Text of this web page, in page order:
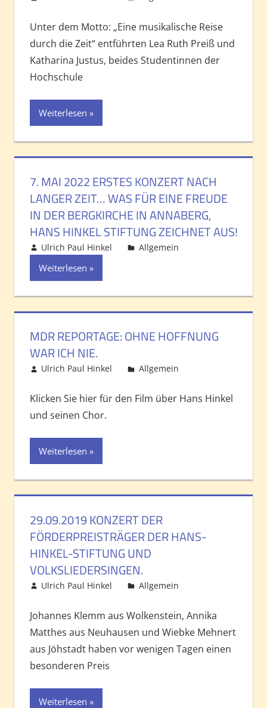
Unter dem Motto: „Eine musikalische Reise
durch die Zeit“ entführten Lea Ruth Preiß und
Katharina Justus, beides Studentinnen der
Hochschule
Weiterlesen
7. MAI 2022 ERSTES KONZERT NACH
LANGER ZEIT… WAS FÜR EINE FREUDE
IN DER BERGKIRCHE IN ANNABERG,
HANS HINKEL STIFTUNG ZEICHNET AUS!
Ulrich Paul Hinkel Allgemein
Weiterlesen
MDR REPORTAGE: OHNE HOFFNUNG
WAR ICH NIE.
Ulrich Paul Hinkel Allgemein
Klicken Sie hier für den Film über Hans Hinkel
und seinen Chor.
Weiterlesen
29.09.2019 KONZERT DER
FÖRDERPREISTRÄGER DER HANS-
HINKEL-STIFTUNG UND
VOLKSLIEDERSINGEN.
Ulrich Paul Hinkel Allgemein
Johannes Klemm aus Wolkenstein, Annika
Matthes aus Neuhausen und Wiebke Mehnert
aus Jöhstadt haben vor wenigen Tagen einen
besonderen Preis
Weiterlesen